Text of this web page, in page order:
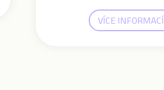
VÍCE INFORMACÍ